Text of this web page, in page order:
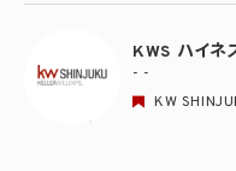
KWS ハイネ
- -
KW